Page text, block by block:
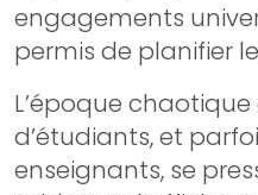
engagements
permis de planifier
L’époque
d’étudiants, et
enseignants, se